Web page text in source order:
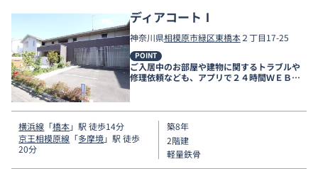
ディアコートⅠ
神奈川県相模原市緑区東橋本２丁目17-25
POINT
ご入居中のお部屋や建物に関するトラブルや
修理依頼なども、アプリで２４時間ＷＥＢ受
付しております。
横浜線 「橋本」駅 徒歩14分
京王相模原線 「多摩境」駅 徒歩
20分
築8年
2階建
軽量鉄骨